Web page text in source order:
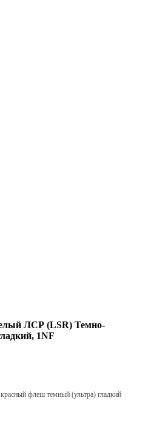
ЛСР (LSR) Темно-
1NF
флеш темный (ультра) гладкий